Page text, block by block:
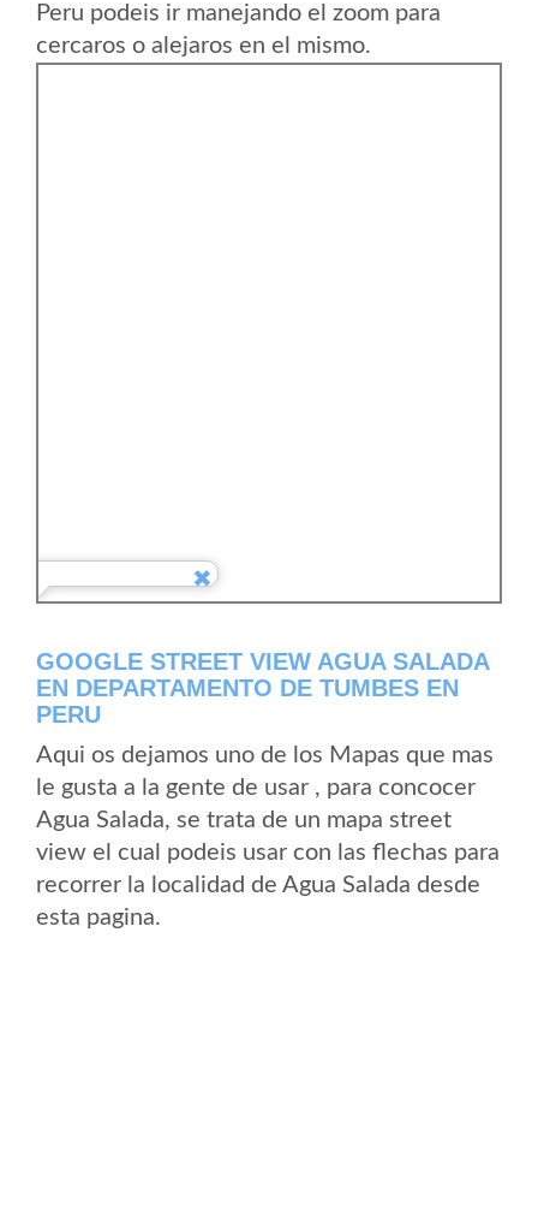
Peru podeis ir manejando el zoom para
cercaros o alejaros en el mismo.
GOOGLE STREET VIEW AGUA SALADA
EN DEPARTAMENTO DE TUMBES EN
PERU
Aqui os dejamos uno de los Mapas que mas
le gusta a la gente de usar , para concocer
Agua Salada, se trata de un mapa street
view el cual podeis usar con las flechas para
recorrer la localidad de Agua Salada desde
esta pagina.